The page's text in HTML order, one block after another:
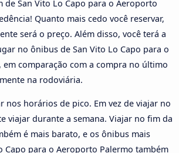
de San Vito Lo Capo para o Aeroporto
Quanto mais cedo você reservar,
será o preço. Além disso, você terá a
no ônibus de San Vito Lo Capo para o
comparação com a compra no último
na rodoviária.
nos horários de pico. Em vez de viajar no
viajar durante a semana. Viajar no fim da
é mais barato, e os ônibus mais
Capo para o Aeroporto Palermo também